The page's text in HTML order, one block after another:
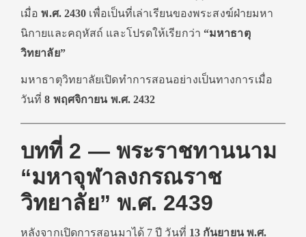
เมื่อพ.ศ. 2430 เพื่อเป็นที่เล่าเรียนของพระสงฆ์ฝ่ายมหา
นิกายและคฤหัสถ์ และโปรดให้เรียกว่า “มหาธาตุ
วิทยาลัย”
มหาธาตุวิทยาลัยเปิดทำการสอนอย่างเป็นทางการเมื่อ
วันที่8 พฤศจิกายน พ.ศ. 2432
บทที่ 2 — พระราชทานนาม
“มหาจุฬาลงกรณราช
วิทยาลัย” พ.ศ. 2439
หลังจากเปิดการสอนมาได้ 7 ปี วันที่ 13 กันยายน พ.ศ.